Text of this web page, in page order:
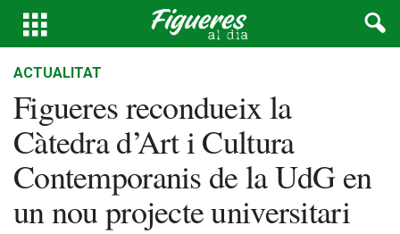
ACTUALITAT
Figueres recondueix la
Càtedra d’Art i Cultura
Contemporanis de la UdG en
un nou projecte universitari